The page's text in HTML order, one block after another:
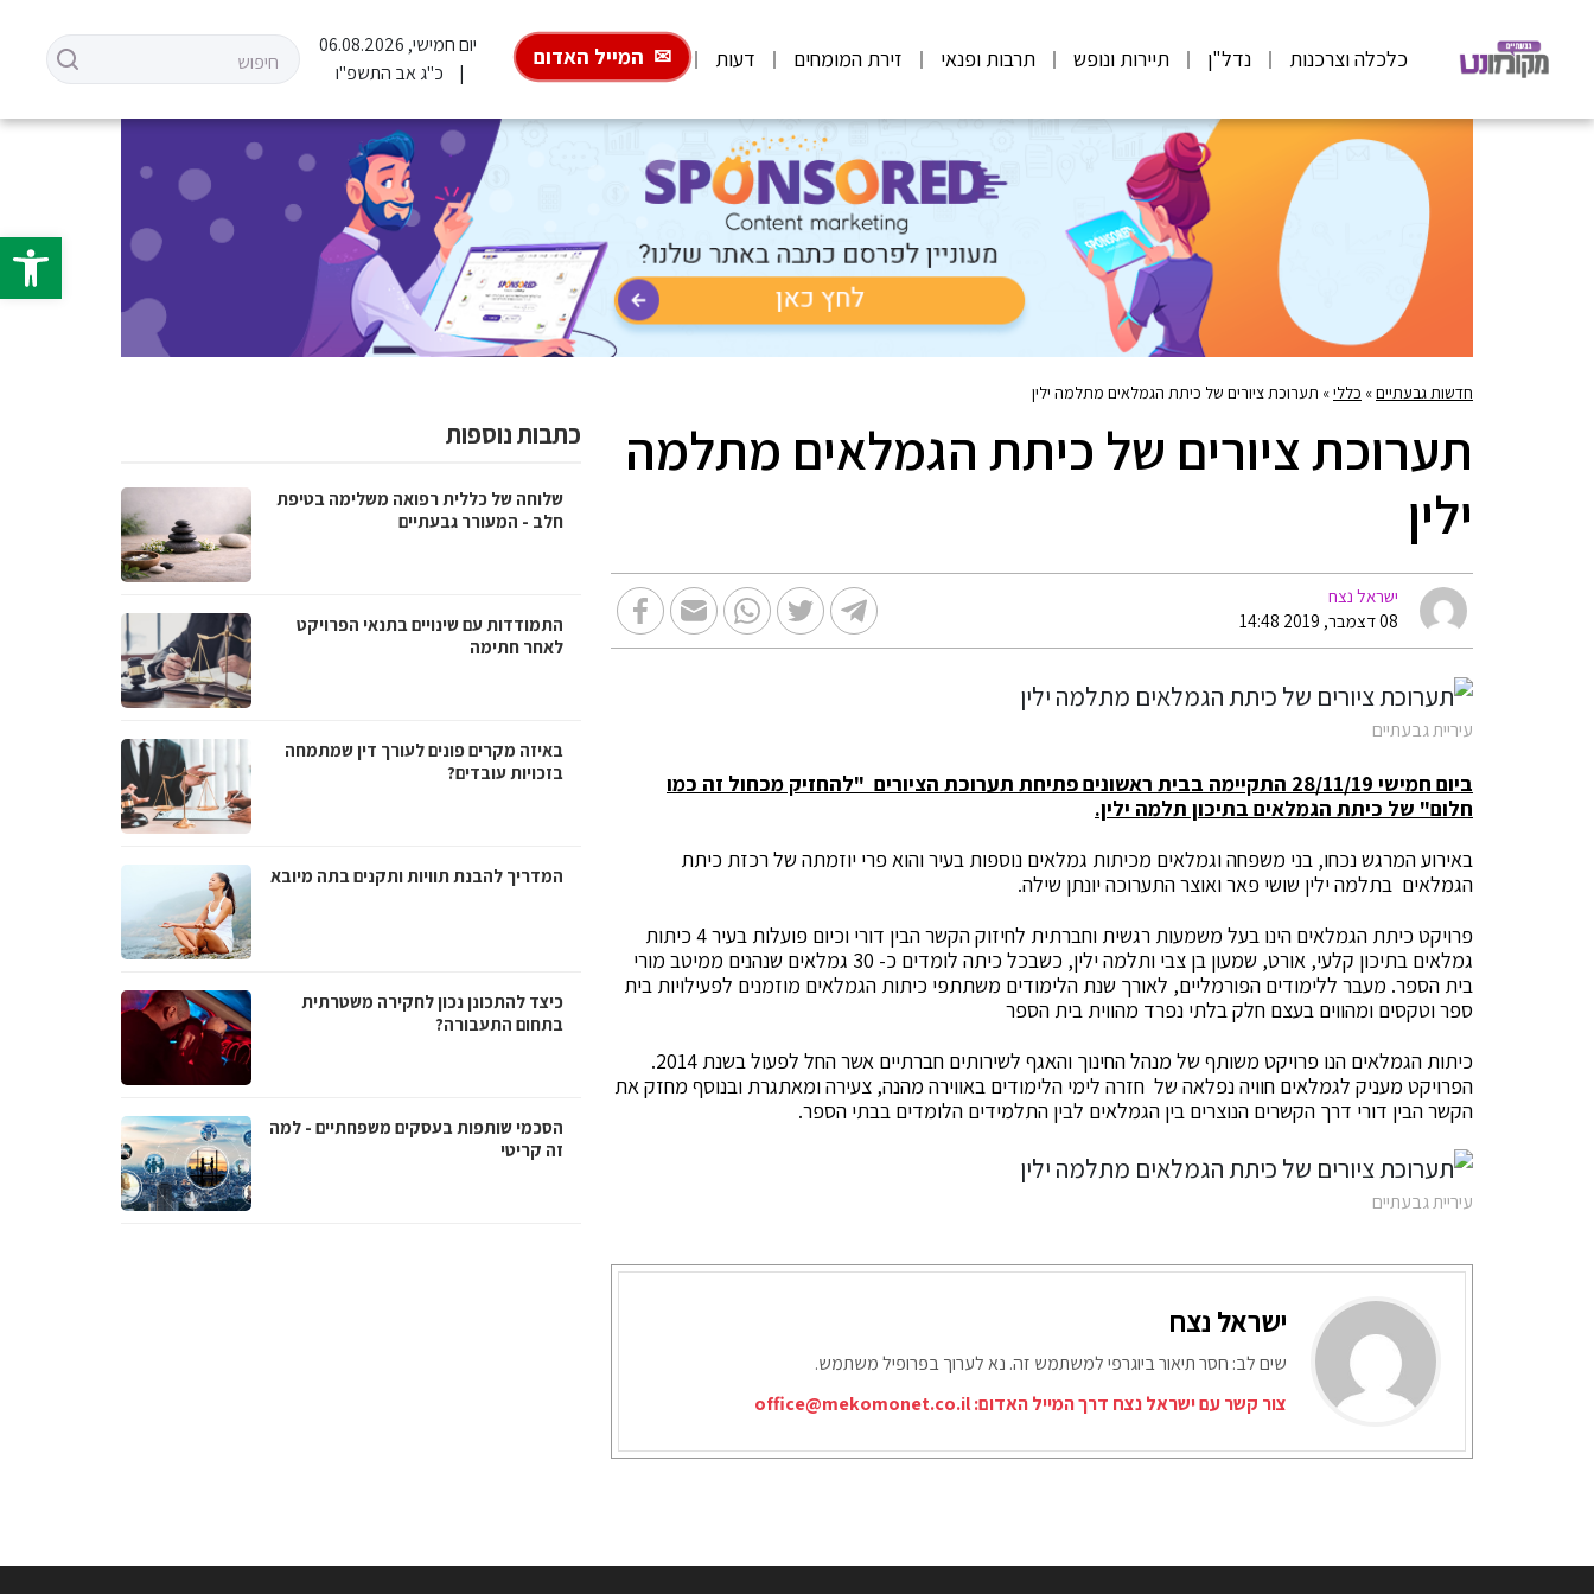
פתח
כלכלה וצרכנות נדל"ן תיירות ונופש תרבות ופנאי זירת המומחים דעות המייל האדום
יום חמישי, 06.08.2026
כ"ג אב התשפ"ו
חדשות גבעתיים» כללי» תערוכת ציורים של כיתת הגמלאים מתלמה ילין
תערוכת ציורים של כיתת הגמלאים מתלמה
ילין
ישראל נצח
08 דצמבר, 2019 14:48
עיריית גבעתיים
ביום חמישי 28/11/19 התקיימה בבית ראשונים פתיחת תערוכת הציורים "להחזיק מכחול זה כמו
חלום" של כיתת הגמלאים בתיכון תלמה ילין.
באירוע המרגש נכחו, בני משפחה וגמלאים מכיתות גמלאים נוספות בעיר והוא פרי יוזמתה של רכזת כיתת
הגמלאים בתלמה ילין שושי פאר ואוצר התערוכה יונתן שילה.
פרויקט כיתת הגמלאים הינו בעל משמעות רגשית וחברתית לחיזוק הקשר הבין דורי וכיום פועלות בעיר 4 כיתות
גמלאים בתיכון קלעי, אורט, שמעון בן צבי ותלמה ילין, כשבכל כיתה לומדים כ- 30 גמלאים שנהנים ממיטב מורי
בית הספר. מעבר ללימודים הפורמליים, לאורך שנת הלימודים משתתפי כיתות הגמלאים מוזמנים לפעילויות בית
ספר וטקסים ומהווים בעצם חלק בלתי נפרד מהווית בית הספר
כיתות הגמלאים הנו פרויקט משותף של מנהל החינוך והאגף לשירותים חברתיים אשר החל לפעול בשנת 2014.
הפרויקט מעניק לגמלאים חוויה נפלאה של חזרה לימי הלימודים באווירה מהנה, צעירה ומאתגרת ובנוסף מחזק את
הקשר הבין דורי דרך הקשרים הנוצרים בין הגמלאים לבין התלמידים הלומדים בבתי הספר.
עיריית גבעתיים
ישראל נצח
שים לב: חסר תיאור ביוגרפי למשתמש זה. נא לערוך בפרופיל משתמש.
צור קשר עם ישראל נצח דרך המייל האדום:office@mekomonet.co.il
כתבות נוספות
שלוחה של כללית רפואה משלימה בטיפת
חלב - המעורר גבעתיים
התמודדות עם שינויים בתנאי הפרויקט
לאחר חתימה
באיזה מקרים פונים לעורך דין שמתמחה
בזכויות עובדים?
המדריך להבנת תוויות ותקנים בתה מיובא
כיצד להתכונן נכון לחקירה משטרתית
בתחום התעבורה?
הסכמי שותפות בעסקים משפחתיים - למה
זה קריטי